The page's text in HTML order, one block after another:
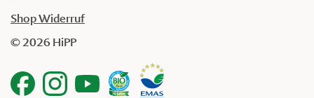
Shop Widerruf
© 2026 HiPP